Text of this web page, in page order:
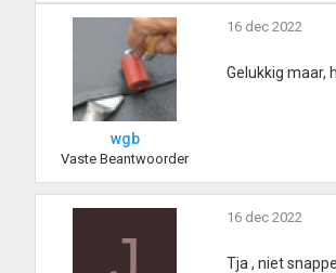
wgb
Vaste Beantwoorder
16 dec 2022
Gelukkig maar,
16 dec 2022
Tja , niet